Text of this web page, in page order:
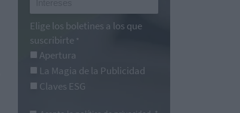
Elige los boletines a los que
suscribirte *
Apertura
La Magia de la Publicidad
Claves ESG